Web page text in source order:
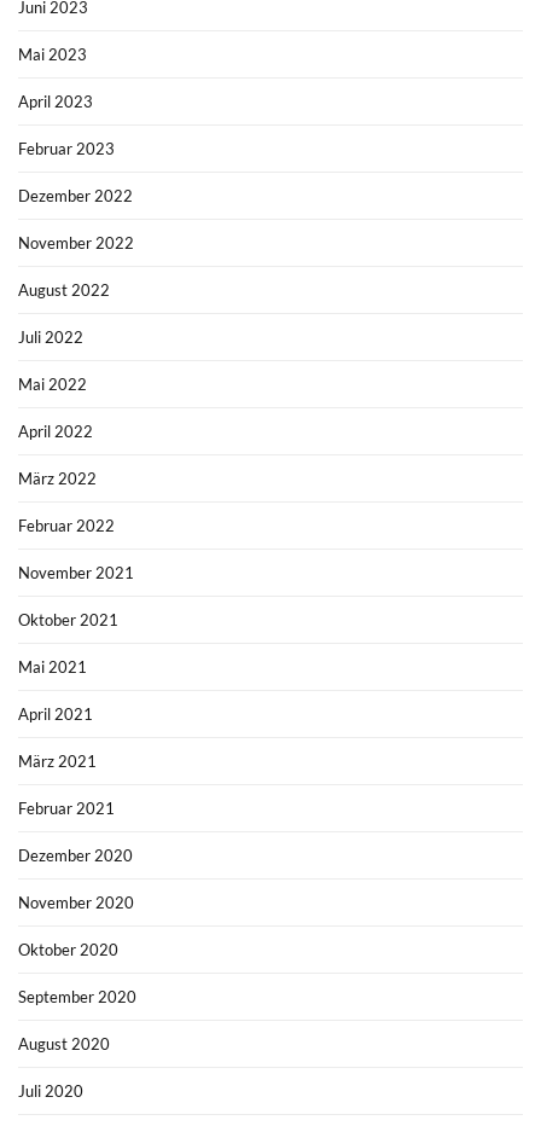
Juni 2023
Mai 2023
April 2023
Februar 2023
Dezember 2022
November 2022
August 2022
Juli 2022
Mai 2022
April 2022
März 2022
Februar 2022
November 2021
Oktober 2021
Mai 2021
April 2021
März 2021
Februar 2021
Dezember 2020
November 2020
Oktober 2020
September 2020
August 2020
Juli 2020